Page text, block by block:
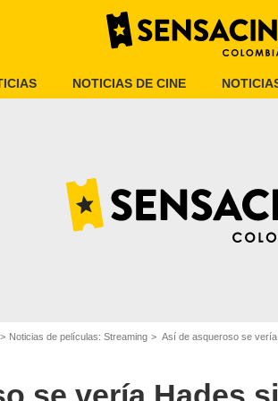
NOTICIAS DE CINE
Noticias de películas: Streaming Así de asqueroso se